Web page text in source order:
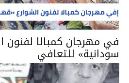
في مهرجان كمبالا لفنون
سودانية» للتعافي